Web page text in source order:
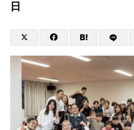
日